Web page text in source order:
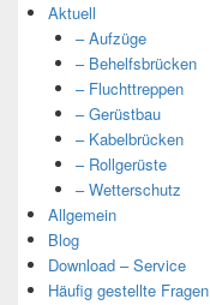
Aktuell
– Aufzüge
– Behelfsbrücken
– Fluchttreppen
– Gerüstbau
– Kabelbrücken
– Rollgerüste
– Wetterschutz
Allgemein
Blog
Download – Service
Häufig gestellte Fragen